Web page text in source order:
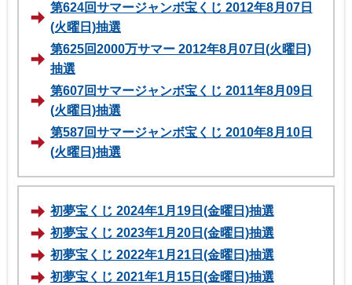
第624回サマージャンボ宝くじ 2012年8月07日
(火曜日)抽選
第625回2000万サマー 2012年8月07日(火曜日)
抽選
第607回サマージャンボ宝くじ 2011年8月09日
(火曜日)抽選
第587回サマージャンボ宝くじ 2010年8月10日
(火曜日)抽選
初夢宝くじ 2024年1月19日(金曜日)抽選
初夢宝くじ 2023年1月20日(金曜日)抽選
初夢宝くじ 2022年1月21日(金曜日)抽選
初夢宝くじ 2021年1月15日(金曜日)抽選